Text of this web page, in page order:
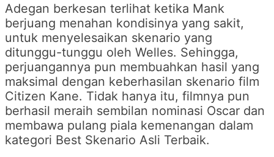
Adegan berkesan terlihat ketika Mank
berjuang menahan kondisinya yang sakit,
untuk menyelesaikan skenario yang
ditunggu-tunggu oleh Welles. Sehingga,
perjuangannya pun membuahkan hasil yang
maksimal dengan keberhasilan skenario film
Citizen Kane. Tidak hanya itu, filmnya pun
berhasil meraih sembilan nominasi Oscar dan
membawa pulang piala kemenangan dalam
kategori Best Skenario Asli Terbaik.